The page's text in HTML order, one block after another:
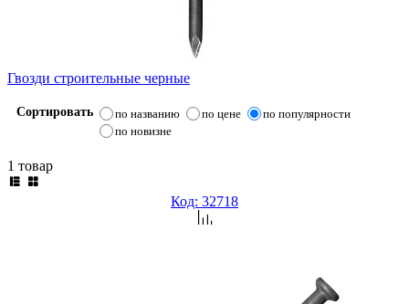
Гвозди строительные черные
Сортировать по названию по цене
по популярности
по новизне
1 товар
Код: 32718